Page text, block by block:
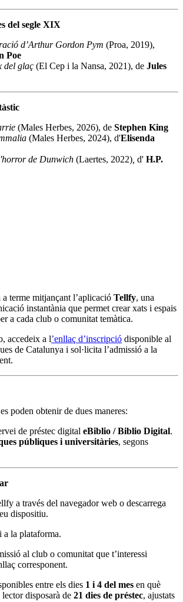
del segle XIX
d’Arthur Gordon Pym (Proa, 2019),
Poe
del glaç (El Cep i la Nansa, 2021), de Jules
(Males Herbes, 2026), de Stephen King
(Males Herbes, 2024), d'Elisenda
de Dunwich (Laertes, 2022), d' H.P.
a terme mitjançant l’aplicació Tellfy, una
instantània que permet crear xats i espais
a cada club o comunitat temàtica.
accedeix a l’enllaç d’inscripció disponible al
de Catalunya i sol·licita l’admissió a la
poden obtenir de dues maneres:
de préstec digital eBiblio / Biblio Digital.
públiques i universitàries, segons
a través del navegador web o descarrega
dispositiu.
a la plataforma.
al club o comunitat que t’interessi
corresponent.
entre els dies 1 i 4 del mes en què
disposarà de 21 dies de préstec, ajustats